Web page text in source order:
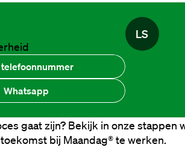
LS
telefoonnummer
Whatsapp
gaat zijn? Bekijk in onze stappen
bij Maandag® te werken.